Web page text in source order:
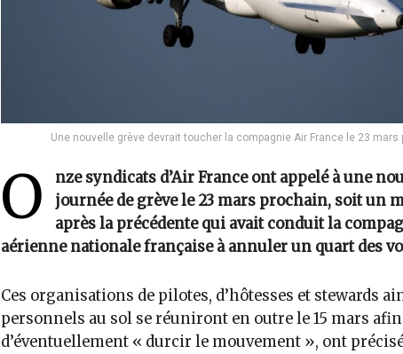
Une nouvelle grève devrait toucher la compagnie Air France le 23 mars
O
nze syndicats d’Air France ont appelé à une
journée de grève le 23 mars prochain, soit un
après la précédente qui avait conduit la
aérienne nationale française à annuler un quart des
Ces organisations de pilotes, d’hôtesses et stewards
personnels au sol se réuniront en outre le 15 mars afin
d’éventuellement « durcir le mouvement », ont